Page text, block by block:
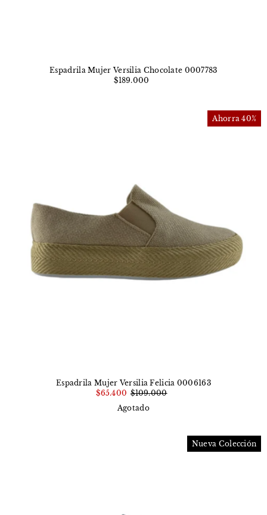
Espadrila Mujer Versilia Chocolate 0007783
$189.000
Ahorra 40%
Espadrila Mujer Versilia Felicia 0006163
$65.400 $109.000
Agotado
Nueva Colección